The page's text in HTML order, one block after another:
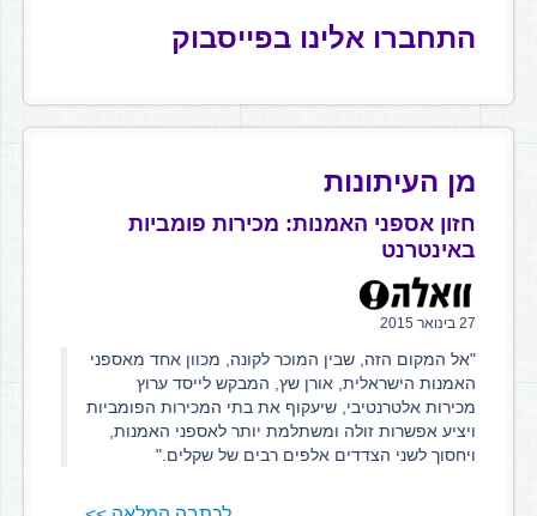
התחברו אלינו בפייסבוק
מן העיתונות
חזון אספני האמנות: מכירות פומביות
באינטרנט
27 בינואר 2015
"אל המקום הזה, שבין המוכר לקונה, מכוון אחד מאספני
האמנות הישראלית, אורן שץ, המבקש לייסד ערוץ
מכירות אלטרנטיבי, שיעקוף את בתי המכירות הפומביות
ויציע אפשרות זולה ומשתלמת יותר לאספני האמנות,
ויחסוך לשני הצדדים אלפים רבים של שקלים."